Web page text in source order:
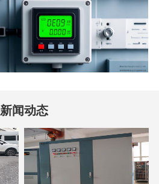
新闻动态